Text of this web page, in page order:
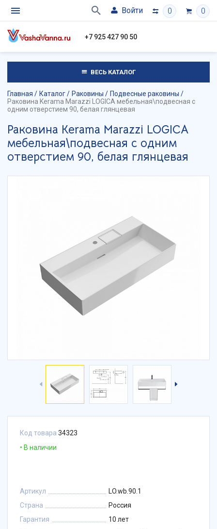
Войти 0 0
+7 925 427 90 50
ВЕСЬ КАТАЛОГ
Главная Каталог Раковины
Подвесные раковины
Раковина Kerama Marazzi LOGICA мебельная\подвесная с
одним отверстием 90, белая глянцевая
Раковина Kerama Marazzi LOGICA
мебельная\подвесная с одним
отверстием 90, белая глянцевая
Код товара 34323
В наличии
Артикул
LO.wb.90.1
Страна
Россия
Гарантия
10 лет